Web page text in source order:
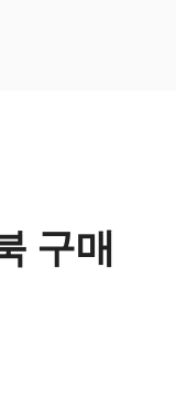
구매